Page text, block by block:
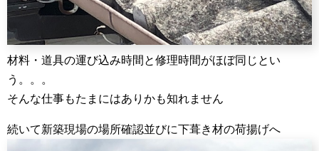
材料・道具の運び込み時間と修理時間がほぼ同じとい
う。。。
そんな仕事もたまにはありかも知れません
続いて新築現場の場所確認並びに下葺き材の荷揚げへ